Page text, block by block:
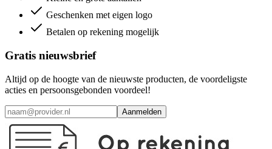
Geschenken met eigen logo
Betalen op rekening mogelijk
Gratis nieuwsbrief
Altijd op de hoogte van de nieuwste producten, de voordeligste
acties en persoonsgebonden voordeel!
Aanmelden